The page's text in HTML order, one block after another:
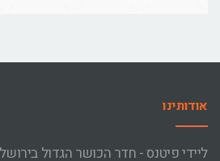
אודותינו
ליידי פיטנס - חדר הכושר הגדול